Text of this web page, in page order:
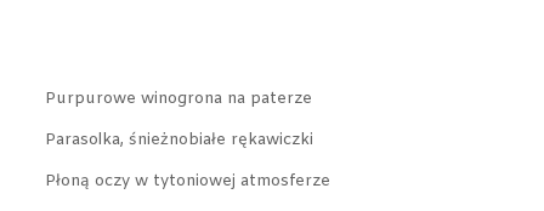
Purpurowe winogrona na paterze
Parasolka, śnieżnobiałe rękawiczki
Płoną oczy w tytoniowej atmosferze